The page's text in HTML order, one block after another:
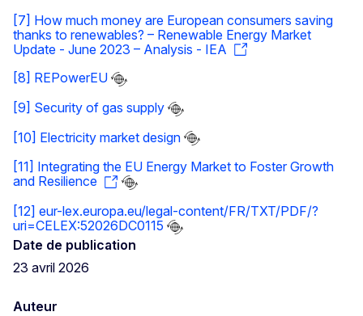
[7] How much money are European consumers saving
thanks to renewables? – Renewable Energy Market
Update - June 2023 – Analysis - IEA
[8] REPowerEU
[9] Security of gas supply
[10] Electricity market design
[11] Integrating the EU Energy Market to Foster Growth
and Resilience
[12] eur-lex.europa.eu/legal-content/FR/TXT/PDF/?
uri=CELEX:52026DC0115
Date de publication
23 avril 2026
Auteur